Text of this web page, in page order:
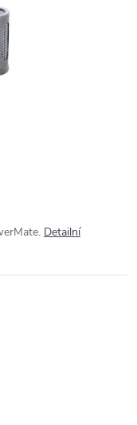
Detailní